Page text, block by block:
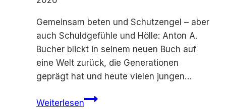
Gemeinsam beten und Schutzengel – aber
auch Schuldgefühle und Hölle: Anton A.
Bucher blickt in seinem neuen Buch auf
eine Welt zurück, die Generationen
geprägt hat und heute vielen jungen…
WeiterlesenEine